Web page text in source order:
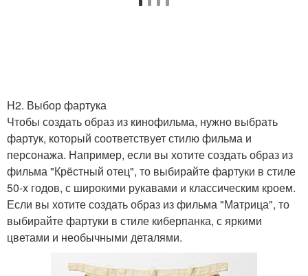
Жаропрочный фартук
Стеклянные фартуки Стеклянный фартук
кухонного фартука
H2. Выбор фартука
Чтобы создать образ из кинофильма, нужно выбрать
фартук, который соответствует стилю фильма и
персонажа. Например, если вы хотите создать образ из
фильма "Крёстный отец", то выбирайте фартуки в стиле
50-х годов, с широкими рукавами и классическим кроем.
Если вы хотите создать образ из фильма "Матрица", то
выбирайте фартуки в стиле киберпанка, с яркими
цветами и необычными деталями.